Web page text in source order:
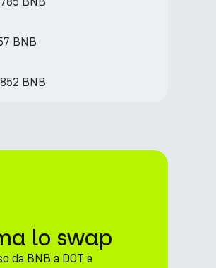
BNB
BNB
lo swap
da BNB a DOT e